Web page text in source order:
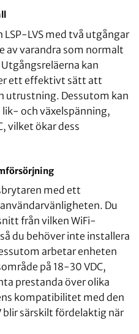
LVS med två utgångar
av varandra som normalt
kan
ett effektivt sätt att
utrustning. Dessutom kan
och växelspänning,
vilket ökar dess
med ett
Du
från vilken WiFi-
du behöver inte installera
arbetar enheten
på 18-30 VDC,
prestanda över olika
kompatibilitet med den
särskilt fördelaktig när